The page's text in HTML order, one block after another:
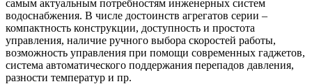
самым актуальным потребностям инженерных систем
водоснабжения. В числе достоинств агрегатов серии –
компактность конструкции, доступность и простота
управления, наличие ручного выбора скоростей работы,
возможность управления при помощи современных гаджетов,
система автоматического поддержания перепадов давления,
разности температур и пр.